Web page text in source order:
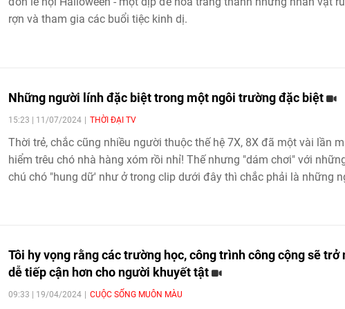
rợn và tham gia các buổi tiệc kinh dị.
Những người lính đặc biệt trong một ngôi trường đặc biệt
15:23 | 11/07/2024 THỜI ĐẠI TV
Thời trẻ, chắc cũng nhiều người thuộc thế hệ 7X, 8X đã một vài lần
hiểm trêu chó nhà hàng xóm rồi nhỉ! Thế nhưng "dám chơi" với
chú chó "hung dữ' như ở trong clip dưới đây thì chắc phải là những
Tôi hy vọng rằng các trường học, công trình công cộng sẽ trở
dễ tiếp cận hơn cho người khuyết tật
09:33 | 19/04/2024 CUỘC SỐNG MUÔN MÀU